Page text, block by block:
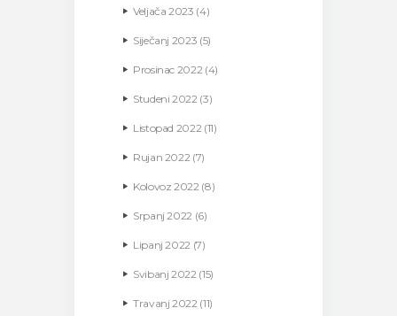
Veljača2023 (4)
Siječanj 2023 (5)
Prosinac 2022(4)
Studeni2022(3)
Listopad 2022(11)
Rujan 2022(7)
Kolovoz2022(8)
Srpanj2022 (6)
Lipanj2022 (7)
Svibanj2022(15)
Travanj2022(11)